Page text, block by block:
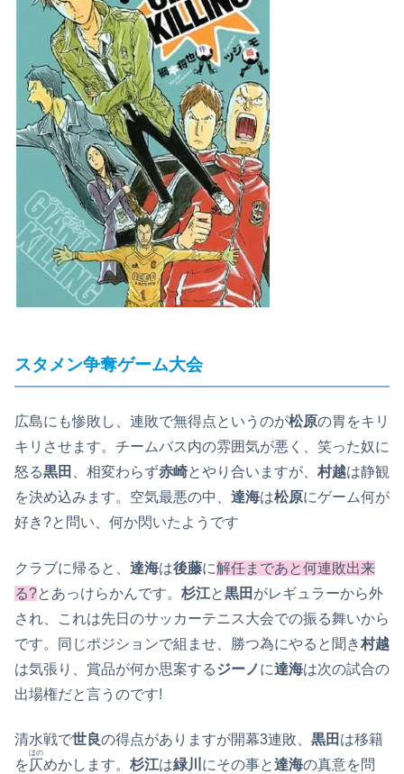
スタメン争奪ゲーム大会
広島にも惨敗し、連敗で無得点というのが松原の胃をキリ
キリさせます。チームバス内の雰囲気が悪く、笑った奴に
怒る黒田 、相変わらず赤崎とやり合いますが、 村越は静観
を決め込みます。空気最悪の中、 達海は松原にゲーム何が
好き?と問い、何か閃いたようです
クラブに帰ると、 達海は後藤に解任まであと何連敗出来
る?とあっけらかんです。 杉江と黒田 がレギュラーから外
され、これは先日のサッカーテニス大会での振る舞いから
です。同じポジションで組ませ、勝つ為にやると聞き村越
は気張り、賞品が何か思案するジーノに達海は次の試合の
出場権だと言うのです!
清水戦で世良の得点がありますが開幕3連敗、 黒田 は移籍
を仄
ほの
めかします。 杉江は緑川 にその事と達海の真意を問